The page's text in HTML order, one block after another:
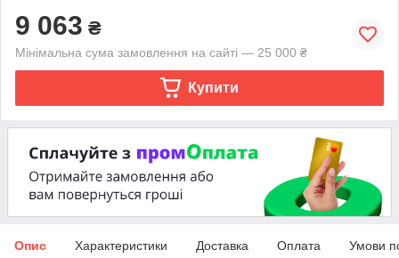
9 063 ₴
Мінімальна сума замовлення на сайті — 25 000 ₴
Купити
Опис Характеристики Доставка Оплата Умови